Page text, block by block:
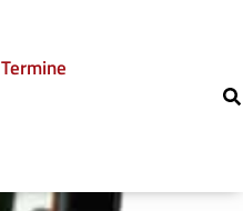
Termine